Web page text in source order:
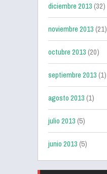
diciembre 2013(32)
noviembre 2013(21)
octubre 2013(20)
septiembre 2013(1)
agosto 2013(1)
julio 2013(5)
junio 2013(5)